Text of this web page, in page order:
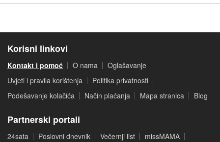
Korisni linkovi
Kontakt i pomoć O nama
Oglašavanje
Uvjeti i pravila korištenja
Politika privatnosti
Podešavanje kolačića
Način plaćanja Mapa stranica Blog
Partnerski portali
24sata Poslovni dnevnik Večernji list missMAMA